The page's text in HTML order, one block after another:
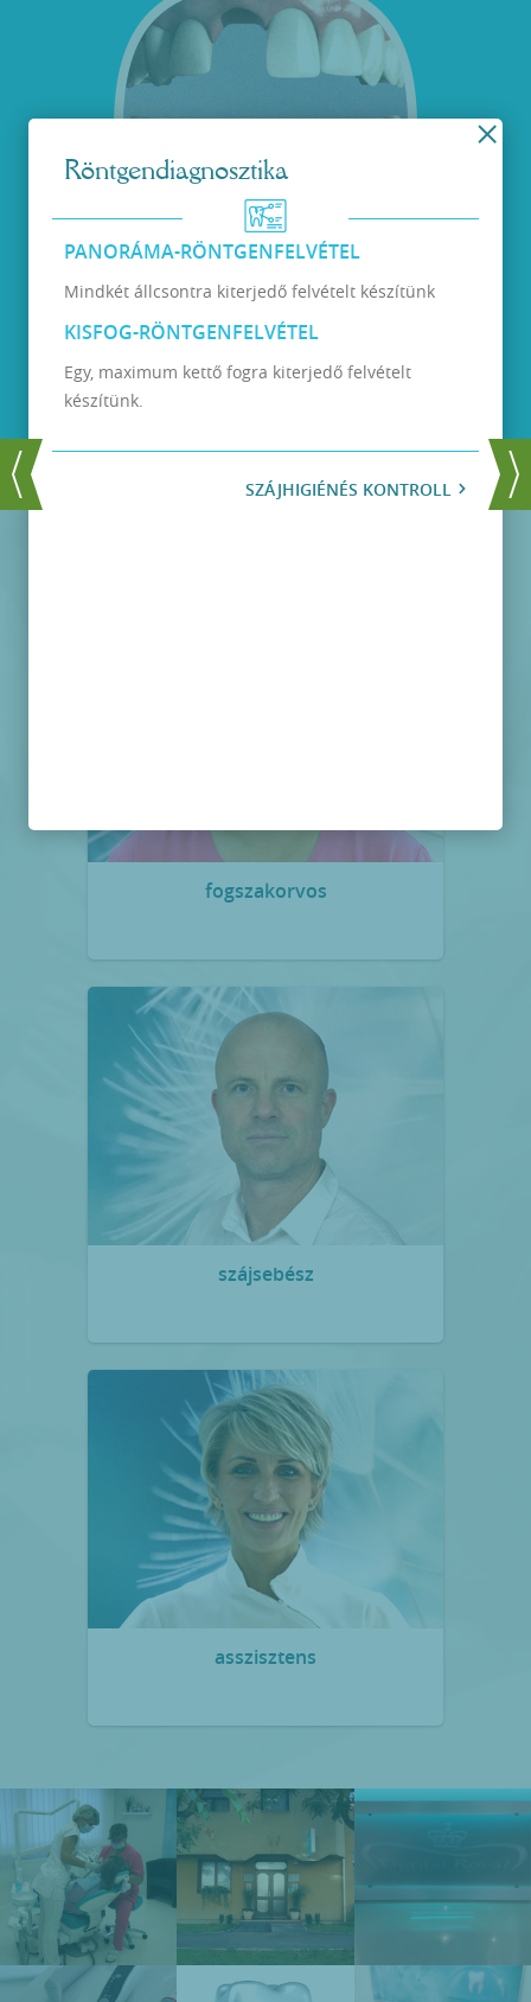
KEZELÉS ELŐTT
Hiányzó metszőfognál
fogszakorvos
szájsebész
asszisztens
Röntgendiagnosztika
PANORÁMA-RÖNTGENFELVÉTEL
Mindkét állcsontra kiterjedő felvételt készítünk
KISFOG-RÖNTGENFELVÉTEL
Egy, maximum kettő fogra kiterjedő felvételt
készítünk.
SZÁJHIGIÉNÉS KONTROLL